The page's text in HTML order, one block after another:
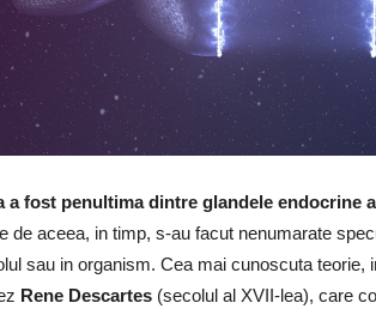
a fost penultima dintre glandele
de aceea, in timp, s-au facut nenumarate
sau in organism. Cea mai cunoscuta
Rene Descartes (secolul al XVII-lea), care